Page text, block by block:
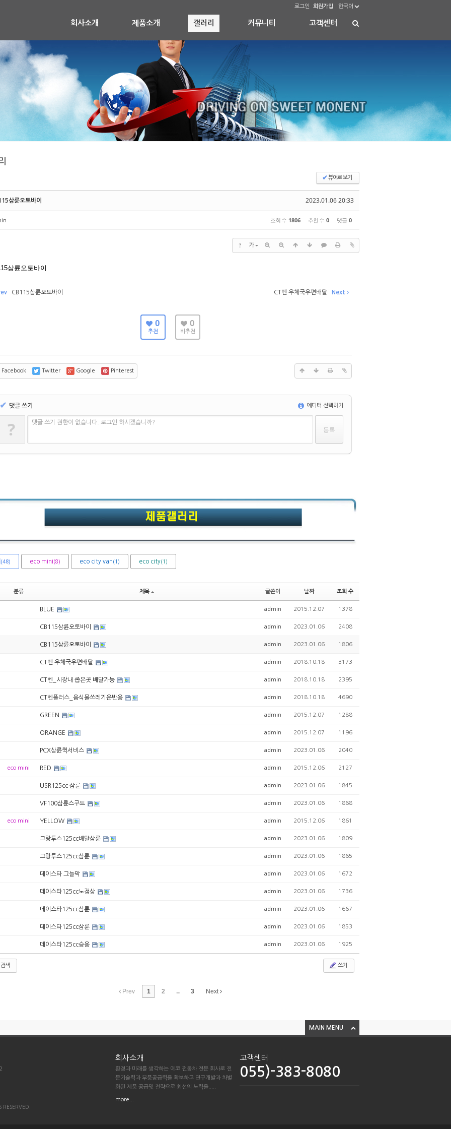
로그인 회원가입 한국어
회사소개 제품소개 갤러리 커뮤니티 고객센터
✔뷰어로 보기
2023.01.06 20:33
삼륜오토바이
조회 수 1806 추천 수 0 댓글 0
? 가
삼륜오토바이
CB115삼륜오토바이 CT벤 우체국우편배달 Next
0
추천
0
비추천
Facebook Twitter Google Pinterest
✔ 댓글 쓰기 에디터 선택하기
? 댓글 쓰기 권한이 없습니다. 로그인 하시겠습니까?
(48) eco mini (8) eco city van (1) eco city(1)
분류 제목 글쓴이 날짜 조회 수
BLUE admin 2015.12.07 1378
CB115삼륜오토바이 admin 2023.01.06 2408
CB115삼륜오토바이 admin 2023.01.06 1806
CT벤 우체국우편배달 admin 2018.10.18 3173
CT벤_시장내 좁은곳 배달가능 admin 2018.10.18 2395
CT벤플러스_음식물쓰레기운반용 admin 2018.10.18 4690
GREEN admin 2015.12.07 1288
ORANGE admin 2015.12.07 1196
PCX삼륜퀵서비스 admin 2023.01.06 2040
eco mini RED admin 2015.12.06 2127
USR125cc 삼륜 admin 2023.01.06 1845
VF100삼륜스쿠트 admin 2023.01.06 1868
eco mini YELLOW admin 2015.12.06 1861
그랑투스125cc배달삼륜 admin 2023.01.06 1809
그랑투스125cc삼륜 admin 2023.01.06 1865
데이스타 그늘막 admin 2023.01.06 1672
데이스타125cc노점상 admin 2023.01.06 1736
데이스타125cc삼륜 admin 2023.01.06 1667
데이스타125cc삼륜 admin 2023.01.06 1853
데이스타125cc승용 admin 2023.01.06 1925
검색 쓰기
Prev 1 2 ... 3 Next
MAIN MENU
회사소개
환경과 미래를 생각하는 에코 전동차 전문 회사로 전
문기술력과 부품공급력을 확보하고 연구개발과 차별
화된 제품 공급및 전략으로 최선의 노력을.....
more...
고객센터
055)-383-8080